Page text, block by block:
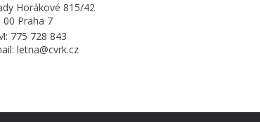
Horákové 815/42
00 Praha 7
775 728 843
letna@cvrk.cz